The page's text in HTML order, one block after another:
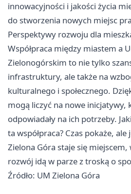
innowacyjności i jakości życia
do stworzenia nowych miejsc
Perspektywy rozwoju dla
Współpraca między miastem a
Zielonogórskim to nie tylko
infrastruktury, ale także na
kulturalnego i społecznego.
mogą liczyć na nowe inicjatywy,
odpowiadały na ich potrzeby.
ta współpraca? Czas pokaże,
Zielona Góra staje się
rozwój idą w parze z troską o
Źródło: UM Zielona Góra